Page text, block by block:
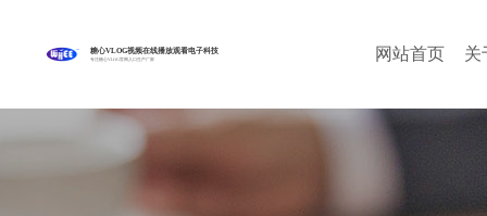
糖心VLOG视频在线播放观看电子科技
专注糖心VLOG官网入口生产厂家 网站首页 关